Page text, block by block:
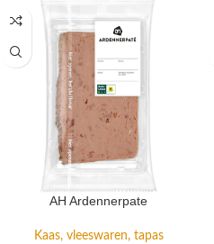
AH Ardennerpate
Kaas, vleeswaren, tapas